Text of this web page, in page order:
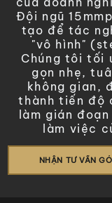
Đội ngũ
tạo để tác
"vô hình"
Chúng tôi tối
gọn nhẹ,
không gian,
thành tiến độ
làm gián
làm việc
NHẬN TƯ VẤN